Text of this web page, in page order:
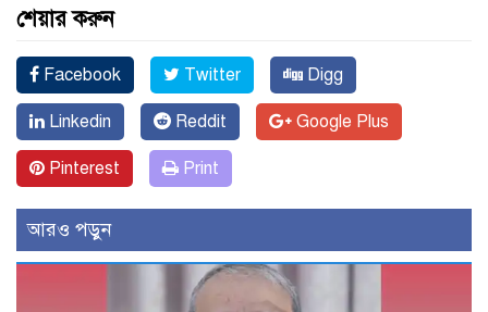
শেয়ার করুন
Facebook Twitter Digg
Linkedin Reddit Google Plus
Pinterest Print
আরও পড়ুন